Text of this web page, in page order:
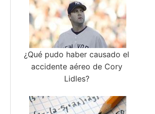
¿Qué pudo haber causado el
accidente aéreo de Cory
Lidles?